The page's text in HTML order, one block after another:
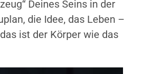
Deines Seins in der
die Idee, das Leben –
ist der Körper wie das